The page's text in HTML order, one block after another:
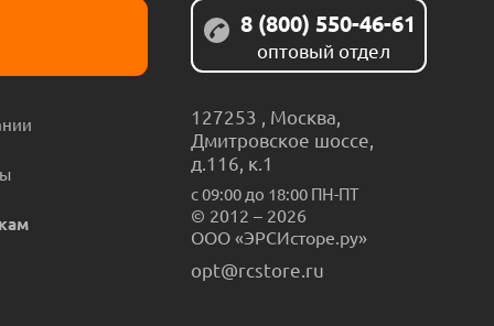
8 (800) 550-46-61
оптовый отдел
127253 , Москва,
Дмитровское шоссе,
д.116, к.1
с 09:00 до 18:00 ПН-ПТ
© 2012 – 2026
ООО «ЭРСИсторе.ру»
opt@rcstore.ru